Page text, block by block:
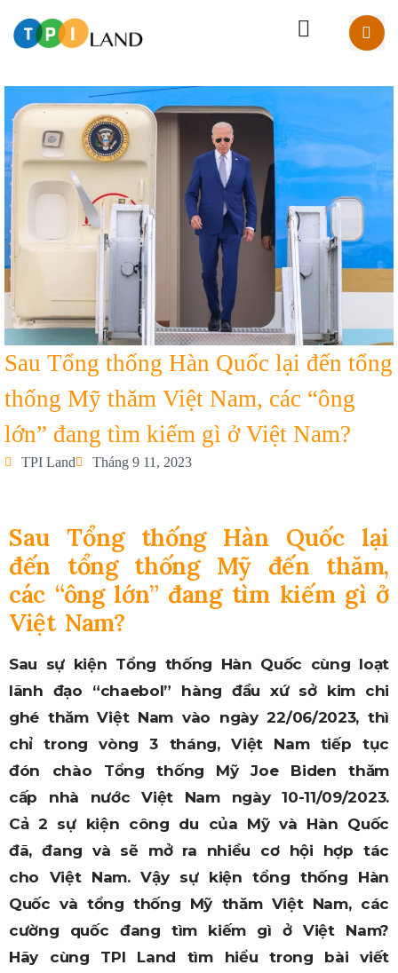
Sau Tổng thống Hàn Quốc lại đến tổng
thống Mỹ thăm Việt Nam, các “ông
lớn” đang tìm kiếm gì ở Việt Nam?
TPI Land Tháng 9 11, 2023
Sau Tổng thống Hàn Quốc lại
đến tổng thống Mỹ đến thăm,
các “ông lớn” đang tìm kiếm gì ở
Việt Nam?
Sau sự kiện Tổng thống Hàn Quốc cùng loạt
lãnh đạo “chaebol” hàng đầu xứ sở kim chi
ghé thăm Việt Nam vào ngày 22/06/2023, thì
chỉ trong vòng 3 tháng, Việt Nam tiếp tục
đón chào Tổng thống Mỹ Joe Biden thăm
cấp nhà nước Việt Nam ngày 10-11/09/2023.
Cả 2 sự kiện công du của Mỹ và Hàn Quốc
đã, đang và sẽ mở ra nhiều cơ hội hợp tác
cho Việt Nam. Vậy sự kiện tổng thống Hàn
Quốc và tổng thống Mỹ thăm Việt Nam, các
cường quốc đang tìm kiếm gì ở Việt Nam?
Hãy cùng TPI Land tìm hiểu trong bài viết